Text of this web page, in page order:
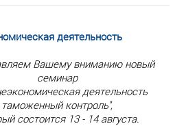
деятельность
Вашему вниманию новый
семинар
деятельность
таможенный контроль",
состоится 13 - 14 августа.